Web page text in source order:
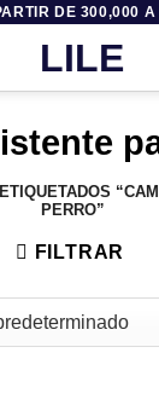
DE 300,000 A
PERRO”
FILTRAR